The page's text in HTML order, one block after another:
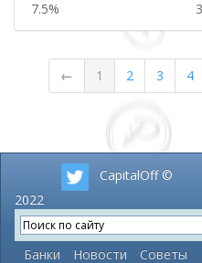
7.5%
← 1 2 3 4
CapitalOff ©
2022
Банки Новости Советы